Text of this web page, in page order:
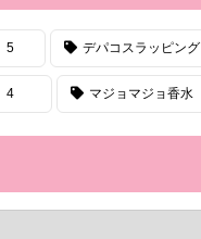
5 デパコスラッピング
4 マジョマジョ香水